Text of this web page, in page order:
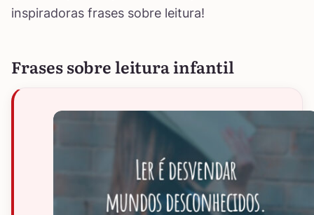
inspiradoras frases sobre leitura!
Frases sobre leitura infantil